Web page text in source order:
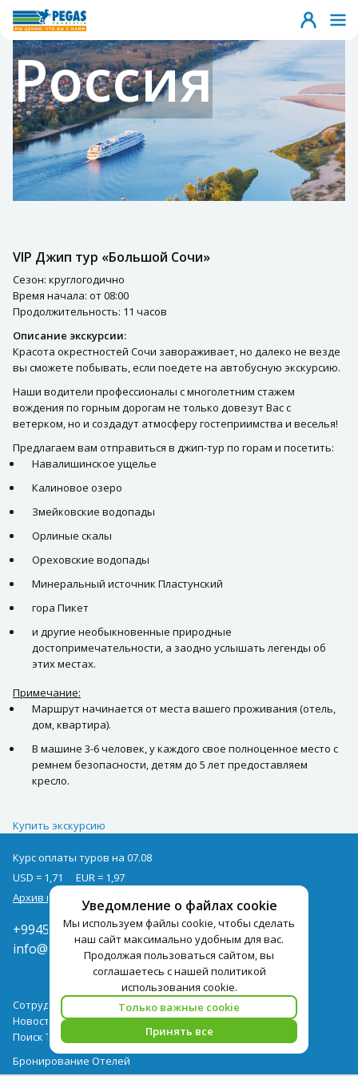
Россия
VIP Джип тур «Большой Сочи»
Сезон: круглогодично
Время начала: от 08:00
Продолжительность: 11 часов
Описание экскурсии:
Красота окрестностей Сочи завораживает, но далеко не везде
вы сможете побывать, если поедете на автобусную экскурсию.
Наши водители профессионалы с многолетним стажем
вождения по горным дорогам не только довезут Вас с
ветерком, но и создадут атмосферу гостеприимства и веселья!
Предлагаем вам отправиться в джип-тур по горам и посетить:
Навалишинское ущелье
Калиновое озеро
Змейковские водопады
Орлиные скалы
Ореховские водопады
Минеральный источник Пластунский
гора Пикет
и другие необыкновенные природные
достопримечательности, а заодно услышать легенды об
этих местах.
Примечание:
Маршрут начинается от места вашего проживания (отель,
дом, квартира).
В машине 3-6 человек, у каждого свое полноценное место с
ремнем безопасности, детям до 5 лет предоставляем
кресло.
Купить экскурсию
Уведомление о файлах cookie
Мы используем файлы cookie, чтобы сделать
наш сайт максимально удобным для вас.
Продолжая пользоваться сайтом, вы
соглашаетесь с нашей политикой
использования cookie.
Только важные cookie
Принять все
Курс оплаты туров на 07.08
USD = 1,71
EUR = 1,97
Архив курсов
+994502285435
info@pegast.az
Сотрудничество
Новости
Поиск Тура
Бронирование Отелей